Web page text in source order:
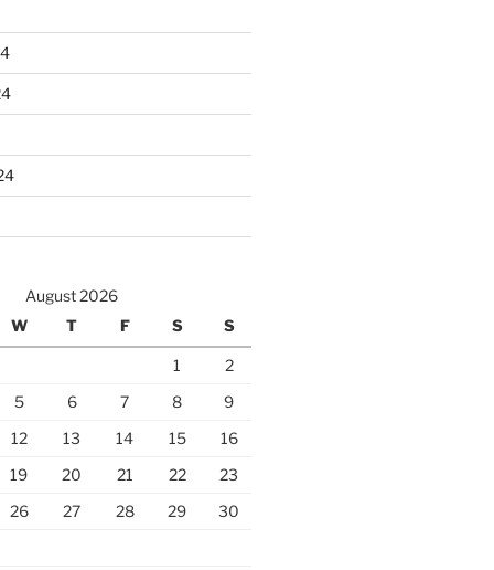
August 2026
W T F S S
1
2
5 6 7 8
9
12 13 14 15
16
19 20 21 22
23
26 27 28 29
30